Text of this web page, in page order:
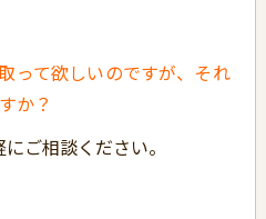
って欲しいのですが、それ
か？
ご相談ください。